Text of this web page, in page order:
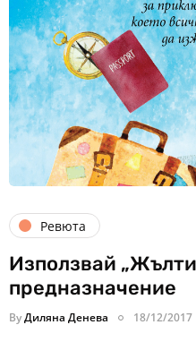
Ревюта
Използвай
предназначение
ByДиляна Денева 18/12/2017